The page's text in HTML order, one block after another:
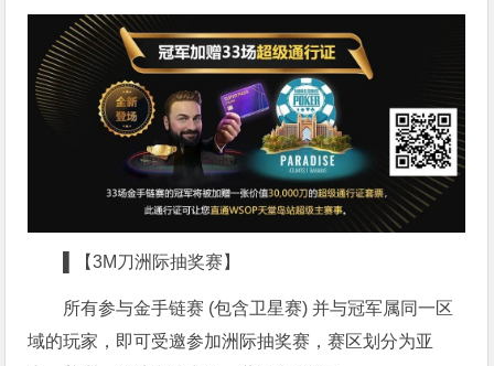
▌【3M刀洲际抽奖赛】
所有参与金手链赛 (包含卫星赛) 并与冠军属同一区
域的玩家，即可受邀参加洲际抽奖赛，赛区划分为亚